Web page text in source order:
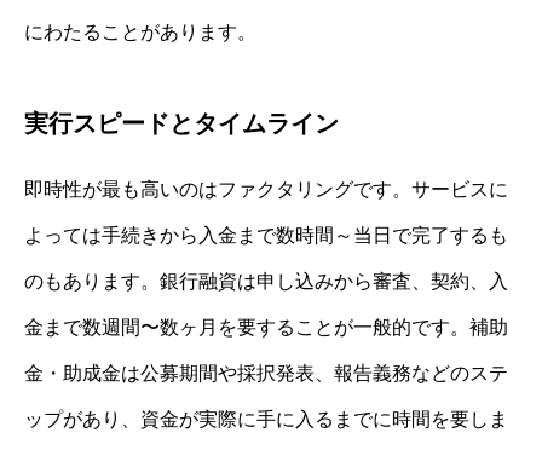
にわたることがあります。
実行スピードとタイムライン
即時性が最も高いのはファクタリングです。サービスに
よっては手続きから入金まで数時間～当日で完了するも
のもあります。銀行融資は申し込みから審査、契約、入
金まで数週間〜数ヶ月を要することが一般的です。補助
金・助成金は公募期間や採択発表、報告義務などのステ
ップがあり、資金が実際に手に入るまでに時間を要しま